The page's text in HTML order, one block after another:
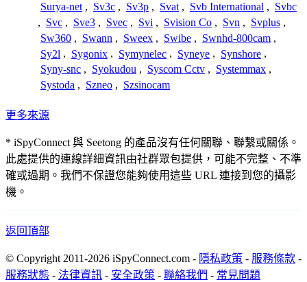
Surya-net , Sv3c , Sv3p , Svat , Svb International , Svbc
, Svc , Sve3 , Svec , Svi , Svision Co , Svn , Svplus ,
Sw360 , Swann , Sweex , Swibe , Swnhd-800cam ,
Sy2l , Sygonix , Symynelec , Syneye , Synshore ,
Syny-snc , Syokudou , Syscom Cctv , Systemmax ,
Systoda , Szneo , Szsinocam
更多來源
* iSpyConnect 與 Seetong 的產品沒有任何關聯、聯繫或關係。
此處提供的連線詳細資訊由社群眾包提供，可能不完整、不準
確或過期。我們不保證您能夠使用這些 URL 連接到您的攝影
機。
返回頂部
© Copyright 2011-2026 iSpyConnect.com - 隱私政策 - 服務條款 -
服務狀態 - 法律資訊 - 安全政策 - 聯絡我們 - 常見問題